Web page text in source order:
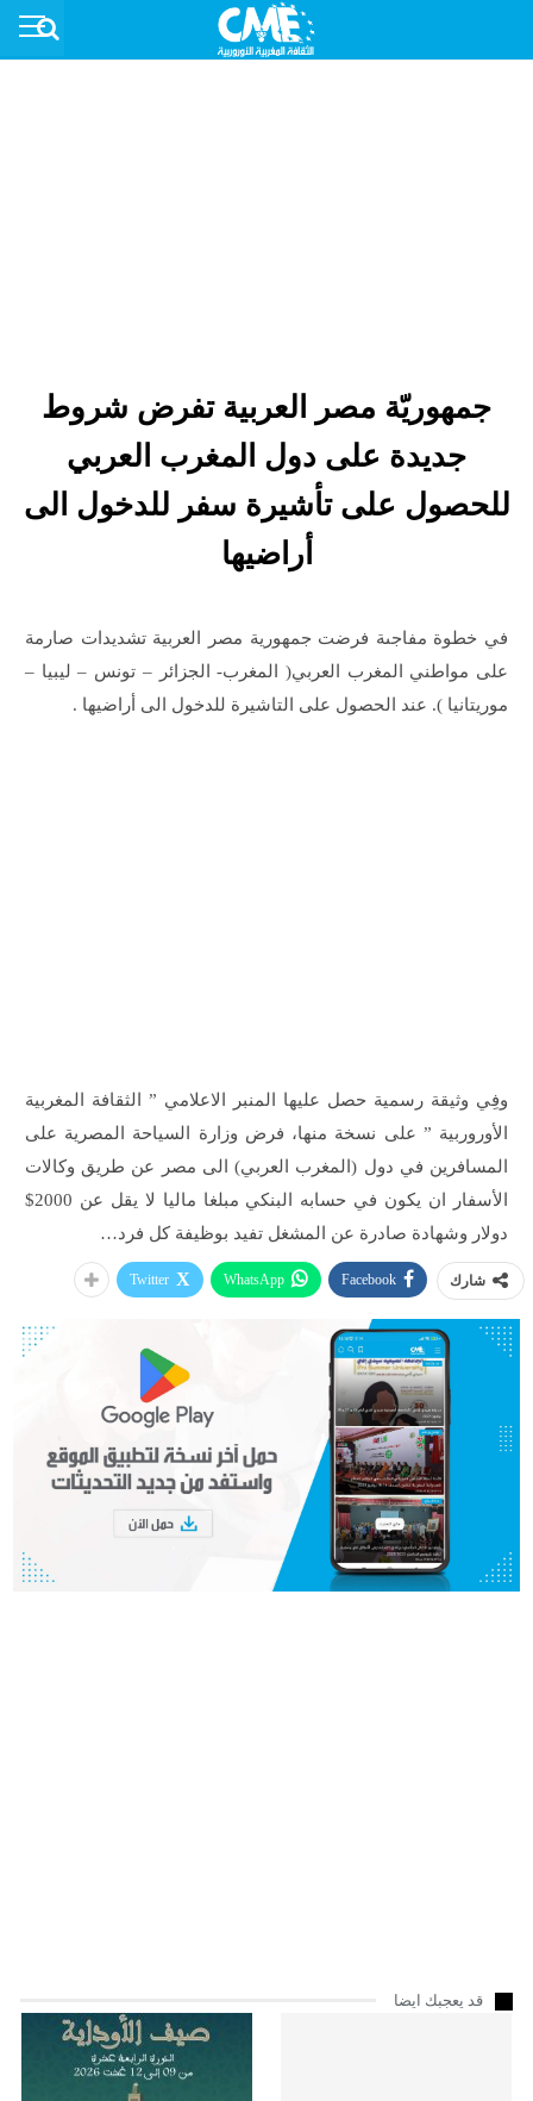
جمهوريّة مصر العربية تفرض شروط
جديدة على دول المغرب العربي
للحصول على تأشيرة سفر للدخول الى
أراضيها
في خطوة مفاجىة فرضت جمهورية مصر العربية تشديدات صارمة
على مواطني المغرب العربي( المغرب- الجزائر – تونس – ليبيا –
موريتانيا ). عند الحصول على التاشيرة للدخول الى أراضيها .
وفِي وثيقة رسمية حصل عليها المنبر الاعلامي ” الثقافة المغربية
الأوروربية ” على نسخة منها، فرض وزارة السياحة المصرية على
المسافرين في دول (المغرب العربي) الى مصر عن طريق وكالات
الأسفار ان يكون في حسابه البنكي مبلغا ماليا لا يقل عن 2000$
دولار وشهادة صادرة عن المشغل تفيد بوظيفة كل فرد…
شارك Facebook
WhatsApp
Twitter
قد يعجبك ايضا